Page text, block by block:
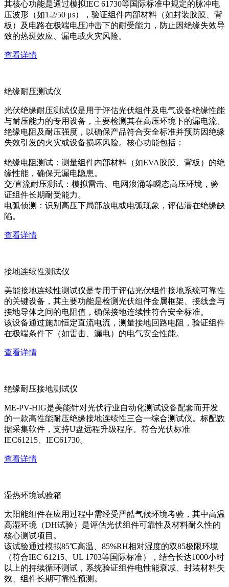
其核心功能是通过模拟IEC 61730等国际标准中规定的脉冲电
压波形（如1.2/50 μs），验证组件内部材料（如封装胶膜、背
板）及电路在极端电压冲击下的耐受能力，防止因绝缘失效导
致的热斑效应、漏电或火灾风险。
查看详情
绝缘耐压测试仪
光伏绝缘耐压测试仪是用于评估光伏组件及电气设备绝缘性能
与耐压能力的专用设备，主要检测其在高压环境下的漏电流、
绝缘电阻及耐压强度，以确保产品符合安全标准并预防因绝缘
失效引发的火灾或设备损坏风险。核心功能包括：
绝缘电阻测试：测量组件内部材料（如EVA胶膜、背板）的绝
缘性能，确保无漏电隐患。
交/直流耐压测试：模拟雷击、电网浪涌等瞬态高压环境，验
证组件长期耐受能力。
电弧侦测：识别高压下局部放电或电弧现象，评估潜在绝缘缺
陷。
查看详情
接地连续性测试仪
美能接地连续性测试仪是专用于评估光伏组件接地系统可靠性
的关键设备，其主要功能是检测光伏组件金属框架、接线盒与
接地导体之间的电阻值，确保接地连续性符合安全标准。
该设备通过施加恒定直流电流，测量接地回路电阻，验证组件
在极端条件下（如雷击、漏电）的电气安全性能。
查看详情
绝缘耐压接地测试仪
ME-PV-HIG是美能针对光伏行业自动化测试设备配套而开发
的一款高性能耐压绝缘接地连续性三合一综合测试仪。标配数
据采集软件，支持U盘远程升级程序。符合光伏标准
IEC61215、IEC61730。
查看详情
湿热环境试验箱
太阳能组件在应用过程中需经受严酷气候环境考验，其中高温
高湿环境（DH试验）是评估光伏组件可靠性及材料耐久性的
核心测试项目。
该试验通过模拟85℃高温、85%RH相对湿度的双85极限环境
（符合IEC 61215、UL 1703等国际标准），结合长达1000小时
以上的持续循环测试，系统验证组件电性能衰减、封装材料失
效、组件长期可靠性预测。